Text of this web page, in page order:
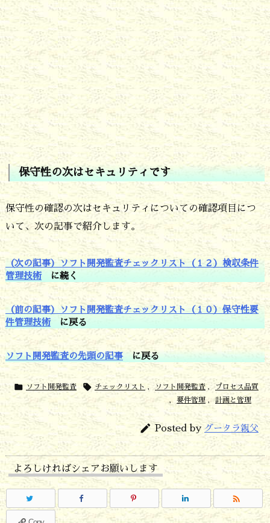
保守性の次はセキュリティです
保守性の確認の次はセキュリティについての確認項目につ
いて、次の記事で紹介します。
（次の記事）ソフト開発監査チェックリスト（１２）検収条件
管理技術に続く
（前の記事）ソフト開発監査チェックリスト（１０）保守性要
件管理技術に戻る
ソフト開発監査の先頭の記事に戻る
 ソフト開発監査  チェックリスト , ソフト開発監査 ,
プロセス品質
,
要件管理 , 計画と管理
 Posted by グータラ親父
よろしければシェアお願いします
